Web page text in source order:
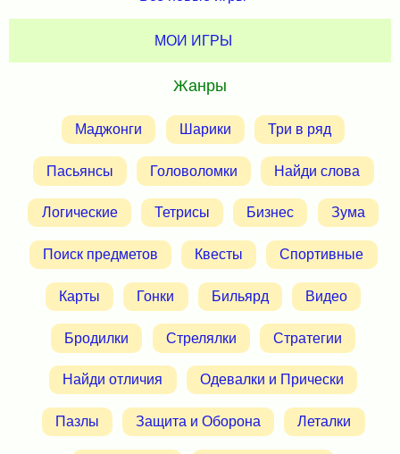
МОИ ИГРЫ
Жанры
Маджонги Шарики Три в ряд
Пасьянсы Головоломки Найди слова
Логические Тетрисы Бизнес Зума
Поиск предметов Квесты Спортивные
Карты Гонки Бильярд Видео
Бродилки Стрелялки Стратегии
Найди отличия Одевалки и Прически
Пазлы Защита и Оборона Леталки